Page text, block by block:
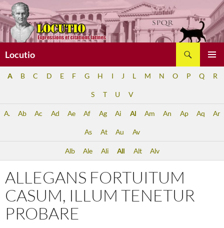
Aller
au
contenu
Locutio
A B C D E F G H I J L M N O P Q R
S T U V
A. Ab Ac Ad Ae Af Ag Ai Al Am An Ap Aq Ar
As At Au Av
Alb Ale Ali All Alt Alv
ALLEGANS FORTUITUM
CASUM, ILLUM TENETUR
PROBARE